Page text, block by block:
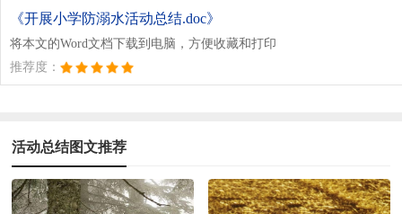
《开展小学防溺水活动总结.doc》
将本文的Word文档下载到电脑，方便收藏和打印
推荐度：
活动总结图文推荐